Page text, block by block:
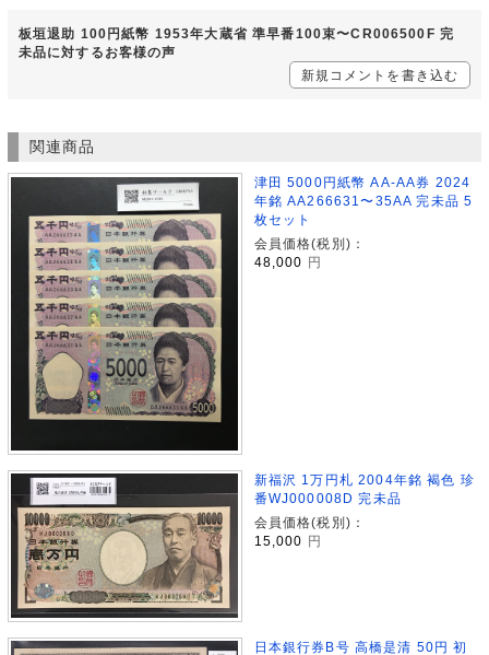
板垣退助 100円紙幣 1953年大蔵省 準早番100束〜CR006500F 完
未品に対するお客様の声
新規コメントを書き込む
関連商品
津田 5000円紙幣 AA-AA券 2024
年銘 AA266631〜35AA 完未品 5
枚セット
会員価格(税別)：
48,000
円
新福沢 1万円札 2004年銘 褐色 珍
番WJ000008D 完未品
会員価格(税別)：
15,000 円
日本銀行券B号 高橋是清 50円 初